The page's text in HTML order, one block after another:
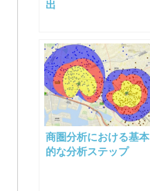
出
商圏分析における基本
的な分析ステップ